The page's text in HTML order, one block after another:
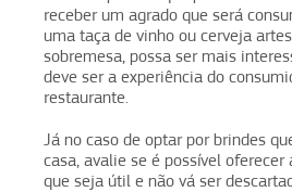
receber um agrado que será
uma taça de vinho ou cerveja
sobremesa, possa ser mais
deve ser a experiência do
restaurante.
Já no caso de optar por brindes
casa, avalie se é possível oferecer
que seja útil e não vá ser